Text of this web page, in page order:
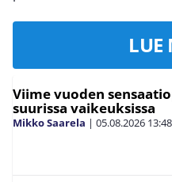
LUE
Viime vuoden
suurissa vaikeuksissa
Mikko Saarela | 05.08.2026 13:48